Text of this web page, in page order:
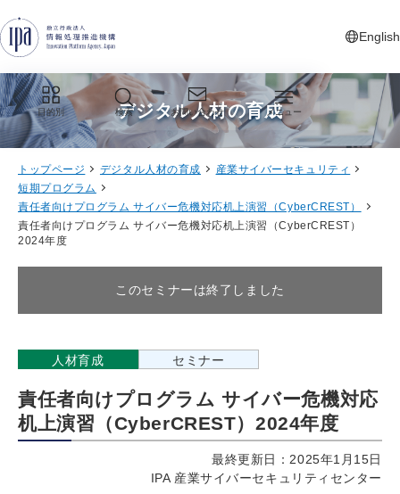
English
新しいタ
目的別 検索 お問い合わせ メニュー
デジタル人材の育成
トップページ デジタル人材の育成
産業サイバーセキュリティ
短期プログラム
責任者向けプログラム サイバー危機対応机上演習（CyberCREST）
責任者向けプログラム サイバー危機対応机上演習（CyberCREST）
2024年度
このセミナーは終了しました
人材育成 セミナー
責任者向けプログラム サイバー危機対応
机上演習（CyberCREST）2024年度
最終更新日：2025年1月15日
IPA 産業サイバーセキュリティセンター